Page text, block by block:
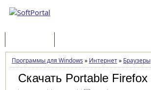
Программы для Windows » Интернет» Браузеры
Скачать Portable Firefox